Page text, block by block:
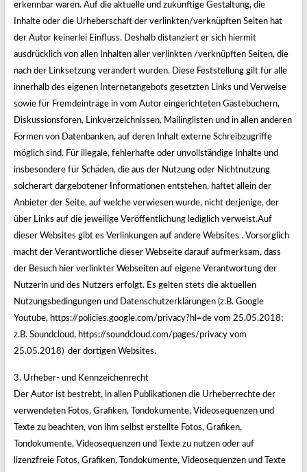
erkennbar waren. Auf die aktuelle und zukünftige Gestaltung, die
Inhalte oder die Urheberschaft der verlinkten/verknüpften Seiten hat
der Autor keinerlei Einfluss. Deshalb distanziert er sich hiermit
ausdrücklich von allen Inhalten aller verlinkten /verknüpften Seiten, die
nach der Linksetzung verändert wurden. Diese Feststellung gilt für alle
innerhalb des eigenen Internetangebots gesetzten Links und Verweise
sowie für Fremdeinträge in vom Autor eingerichteten Gästebüchern,
Diskussionsforen, Linkverzeichnissen, Mailinglisten und in allen anderen
Formen von Datenbanken, auf deren Inhalt externe Schreibzugriffe
möglich sind. Für illegale, fehlerhafte oder unvollständige Inhalte und
insbesondere für Schäden, die aus der Nutzung oder Nichtnutzung
solcherart dargebotener Informationen entstehen, haftet allein der
Anbieter der Seite, auf welche verwiesen wurde, nicht derjenige, der
über Links auf die jeweilige Veröffentlichung lediglich verweist.Auf
dieser Websites gibt es Verlinkungen auf andere Websites . Vorsorglich
macht der Verantwortliche dieser Webseite darauf aufmerksam, dass
der Besuch hier verlinkter Webseiten auf eigene Verantwortung der
Nutzerin und des Nutzers erfolgt. Es gelten stets die aktuellen
Nutzungsbedingungen und Datenschutzerklärungen (z.B. Google
Youtube, https://policies.google.com/privacy?hl=de vom 25.05.2018;
z.B. Soundcloud, https://soundcloud.com/pages/privacy vom
25.05.2018) der dortigen Websites.
3. Urheber- und Kennzeichenrecht
Der Autor ist bestrebt, in allen Publikationen die Urheberrechte der
verwendeten Fotos, Grafiken, Tondokumente, Videosequenzen und
Texte zu beachten, von ihm selbst erstellte Fotos, Grafiken,
Tondokumente, Videosequenzen und Texte zu nutzen oder auf
lizenzfreie Fotos, Grafiken, Tondokumente, Videosequenzen und Texte